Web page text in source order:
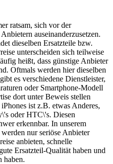
ratsam, sich vor der
auseinanderzusetzen.
dieselben Ersatzteile bzw.
unterscheiden sich teilweise
heißt, dass günstige Anbieter
Oftmals werden hier dieselben
es verschiedene Dienstleister,
oder Smartphone-Modell
dort unter Beweis stellen
ist z.B. etwas Anderes,
oder HTC\'s. Diesen
erkennbar. In unserem
nur seriöse Anbieter
anbieten, schnelle
Ersatzteil-Qualität haben und
haben.